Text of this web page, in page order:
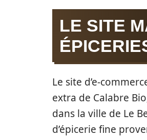
LE SITE
Le site d’e-
extra de Calabre
dans la ville de Le
d’épicerie fine